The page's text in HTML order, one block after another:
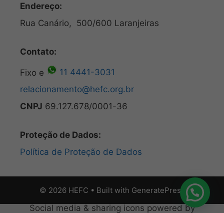
Endereço:
Rua Canário, 500/600 Laranjeiras
Contato:
Fixo e
11 4441-3031
relacionamento@hefc.org.br
CNPJ 69.127.678/0001-36
Proteção de Dados:
Política de Proteção de Dados
© 2026 HEFC • Built with GeneratePress
Social media & sharing icons powered by